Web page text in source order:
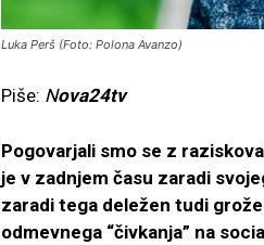
Luka Perš (Foto: Polona Avanzo)
Piše: Nova24tv
Pogovarjali smo se z
je v zadnjem času zaradi
zaradi tega deležen tudi
odmevnega “čivkanja” na